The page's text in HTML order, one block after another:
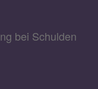
bei Schulden